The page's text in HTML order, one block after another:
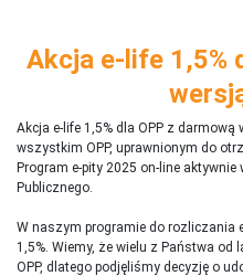
Akcja e-life 1,5%
Akcja e-life 1,5% dla OPP z
wszystkim OPP, uprawnionym do
Program e-pity 2025 on-line
Publicznego.
W naszym programie do rozliczania
1,5%. Wiemy, że wielu z Państwa
OPP, dlatego podjęliśmy decyzję o